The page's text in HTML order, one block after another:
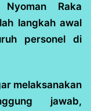
Raka
langkah awal
personel di
melaksanakan
jawab,